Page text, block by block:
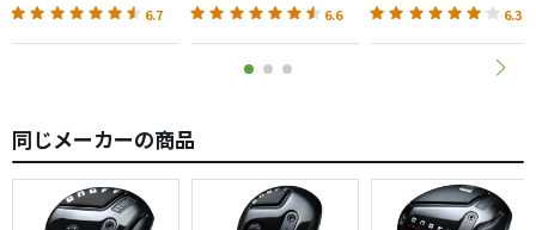
6.7
AKA（2026）
6.6 6.3
同じメーカーの商品